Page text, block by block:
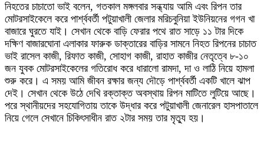
নিহতের চাচাতো ভাই বলেন, গতকাল মঙ্গলবার সন্ধ্যায় আমি এবং রিপন তার
মোটরসাইকেলে করে পার্শ্ববর্তী পটুয়াখালী জেলার মরিচবুনিয়া ইউনিয়নের গগন খা
বাজারে ঘুরতে যাই। সেখান থেকে বাড়ি ফেরার পথে রাত সাড়ে ১১ টার দিকে
দক্ষিণ বাজারঘোনা এলাকার ফারুক ডাক্তারের বাড়ির সামনে নিহত রিপনের চাচাত
ভাই রাসেল কাজী, রিফাত কাজী, সোহাগ কাজী, রাহাত কাজীর নেতৃত্বে ৮-১০
জন যুবক মোটরসাইকেলের গতিরোধ করে ধারালো রামদা, দা ও লাঠি নিয়ে হামলা
শুরু করে। এ সময় আমি জীবন রক্ষার জন্য দৌড়ে পার্শ্ববর্তী একটি খালে ঝাপ
দেই। সেখান থেকে উঠে দেখি রক্তাক্ত অবস্থায় রিপন মাটিতে লুটিয়ে আছে।
পরে স্থানীয়দের সহযোগিতায় তাকে উদ্ধার করে পটুয়াখালী জেনারেল হাসপাতালে
নিয়ে গেলে সেখানে চিকিৎসাধীন রাত ২টার সময় তার মৃত্যু হয়।